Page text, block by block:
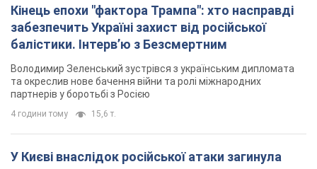
Кінець епохи "фактора Трампа": хто насправді
забезпечить Україні захист від російської
балістики. Інтерв’ю з Безсмертним
Володимир Зеленський зустрівся з українським дипломата
та окреслив нове бачення війни та ролі міжнародних
партнерів у боротьбі з Росією
4 години тому 15,6 т.
У Києві внаслідок російської атаки загинула